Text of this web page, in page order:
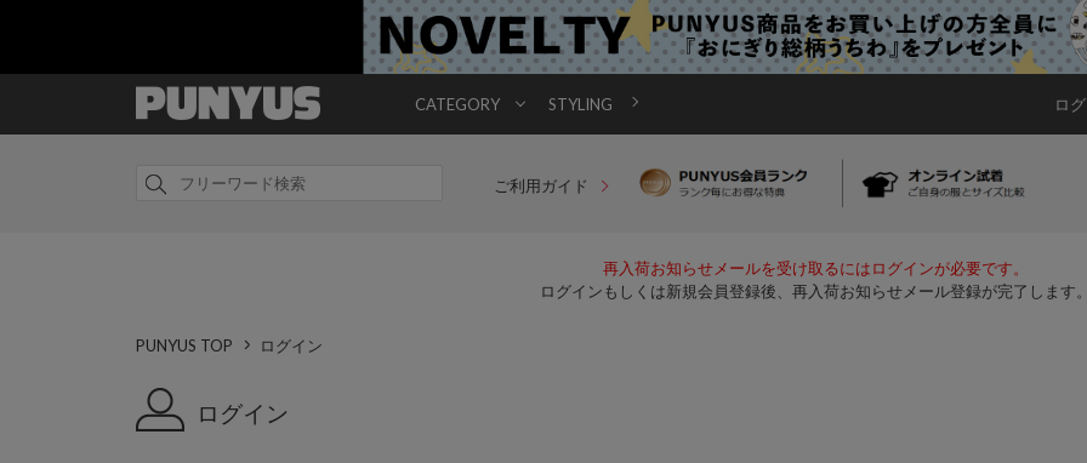
CATEGORY STYLING ロ
ご利用ガイド
再入荷お知らせメールを受け取るにはログインが必要です。
ログインもしくは新規会員登録後、再入荷お知らせメール登録が完了します
PUNYUS TOP ログイン
ログイン